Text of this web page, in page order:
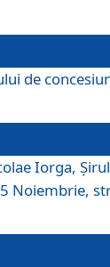
de
Iorga,